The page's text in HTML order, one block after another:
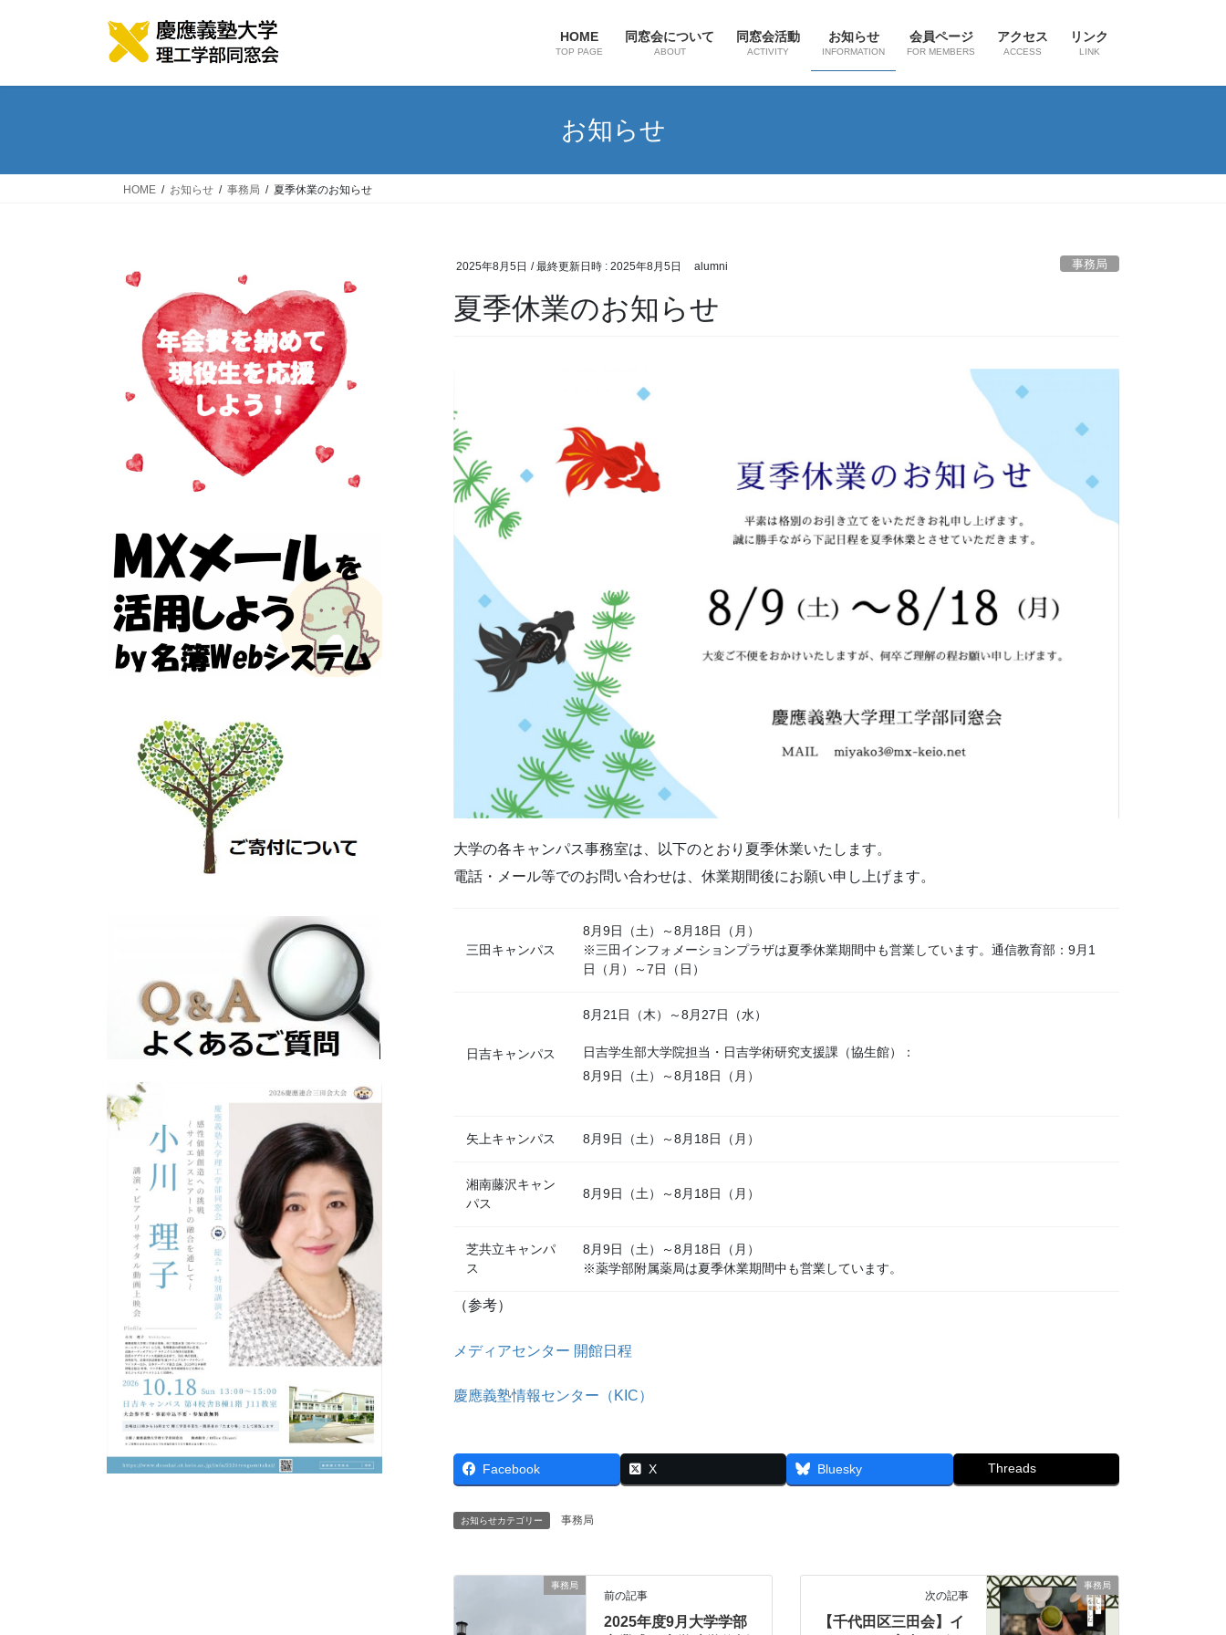
HOME
TOP PAGE
同窓会について
ABOUT
同窓会活動
ACTIVITY
お知らせ
INFORMATION
会員ページ
FOR MEMBERS
アクセス
ACCESS
リンク
LINK
お知らせ
HOME お知らせ 事務局 夏季休業のお知らせ
2025年8月5日 / 最終更新日時 : 2025年8月5日 alumni 事務局
夏季休業のお知らせ
大学の各キャンパス事務室は、以下のとおり夏季休業いたします。
電話・メール等でのお問い合わせは、休業期間後にお願い申し上げます。
三田キャンパス
8月9日（土）～8月18日（月）
※三田インフォメーションプラザは夏季休業期間中も営業しています。通信教育部：9月1
日（月）～7日（日）
日吉キャンパス
8月21日（木）～8月27日（水）
日吉学生部大学院担当・日吉学術研究支援課（協生館）：
8月9日（土）～8月18日（月）
矢上キャンパス 8月9日（土）～8月18日（月）
湘南藤沢キャン
パス
8月9日（土）～8月18日（月）
芝共立キャンパ
ス
8月9日（土）～8月18日（月）
※薬学部附属薬局は夏季休業期間中も営業しています。
（参考）
メディアセンター 開館日程
慶應義塾情報センター（KIC）
Facebook X Bluesky Threads
お知らせカテゴリー 事務局
事務局
前の記事
2025年度9月大学学部
事務局
次の記事
【千代田区三田会】イ